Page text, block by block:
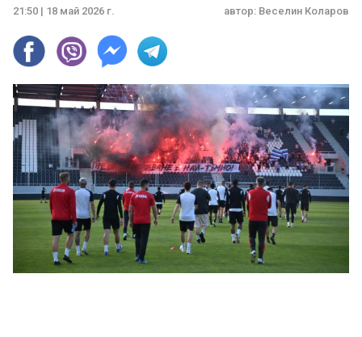
21:50 | 18 май 2026 г. автор: Веселин Коларов